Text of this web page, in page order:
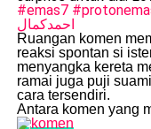
#emas7
احمدكمال
Ruangan komen
reaksi spontan si
menyangka kereta
ramai juga puji
cara tersendiri.
Antara komen yang